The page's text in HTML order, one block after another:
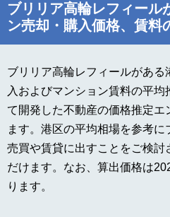
ブリリア高輪レフィール
ン売却・購入価格、賃料
ブリリア高輪レフィールがあ
入およびマンション賃料の平
て開発した不動産の価格推定エ
ます。港区の平均相場を参考
売買や賃貸に出すことをご検討
だけます。なお、算出価格は
ります。